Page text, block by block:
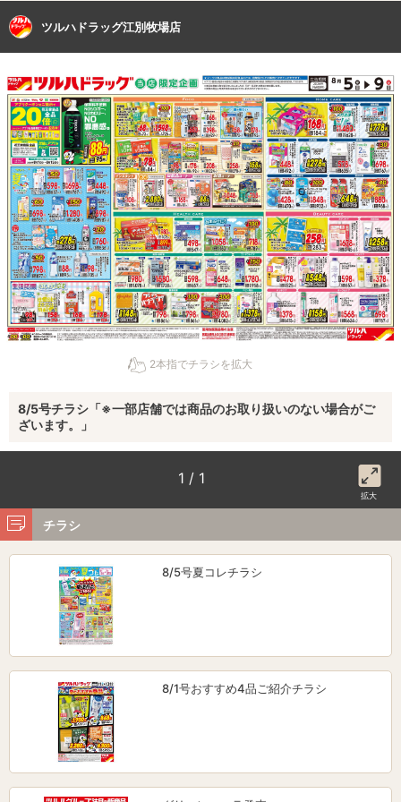
ツルハドラッグ江別牧場店
2本指でチラシを拡大
8/5号チラシ「※一部店舗では商品のお取り扱いのない場合がご
ざいます。」
1 / 1
拡大
チラシ
8/5号夏コレチラシ
8/1号おすすめ4品ご紹介チラシ